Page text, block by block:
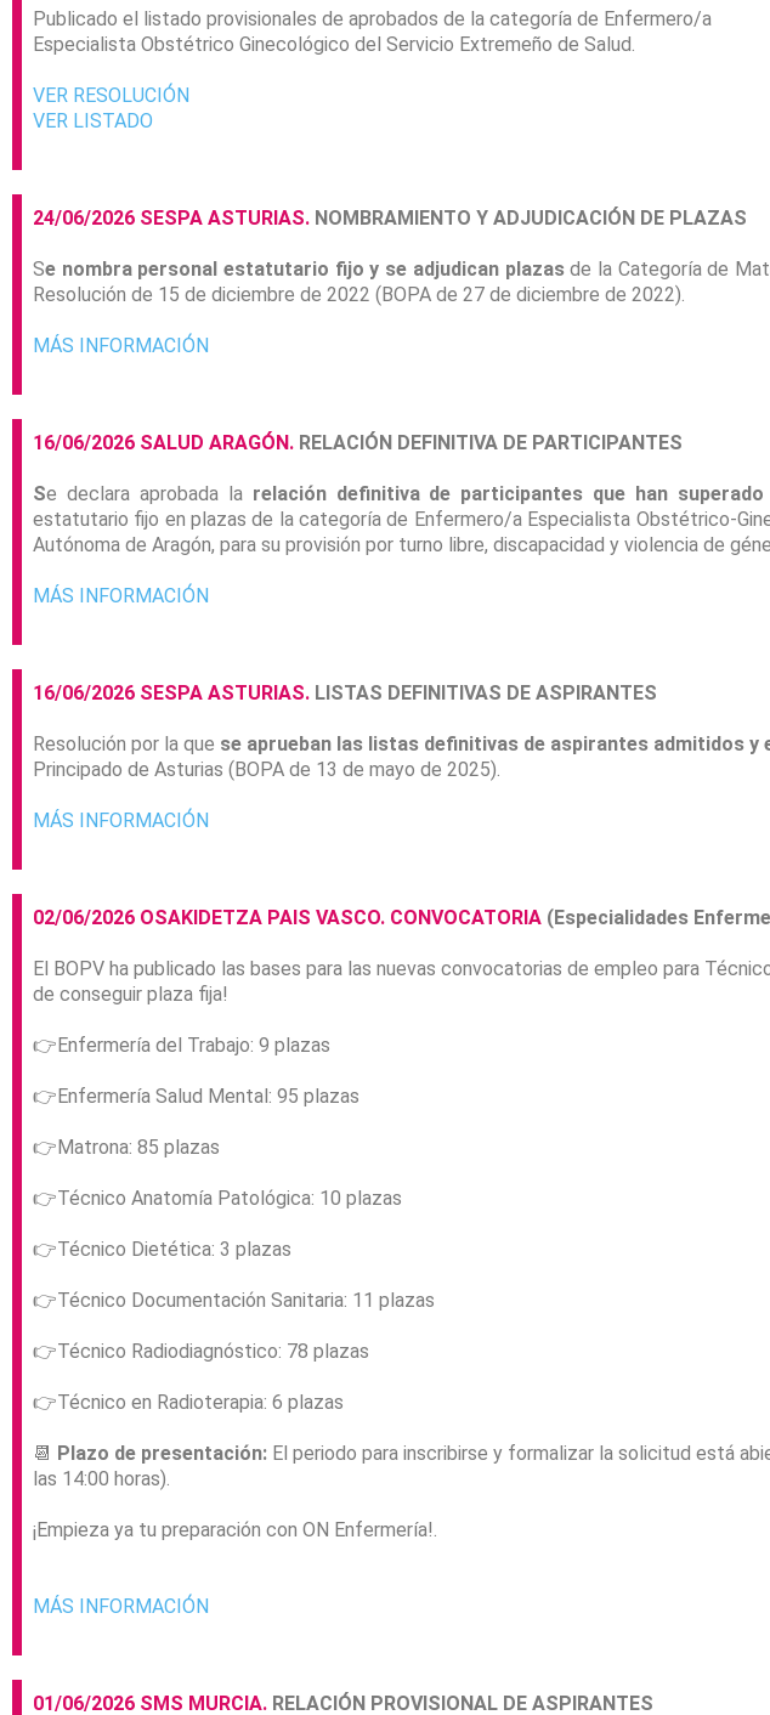
Publicado el listado provisionales de aprobados de la categoría de Enfermero/a
Especialista Obstétrico Ginecológico del Servicio Extremeño de Salud.
VER RESOLUCIÓN
VER LISTADO
24/06/2026 SESPA ASTURIAS. NOMBRAMIENTO Y ADJUDICACIÓN DE PLAZAS
Se nombra personal estatutario fijo y se adjudican plazasde la Categoría de
Resolución de 15 de diciembre de 2022 (BOPA de 27 de diciembre de 2022).
MÁS INFORMACIÓN
16/06/2026 SALUD ARAGÓN. RELACIÓN DEFINITIVA DE PARTICIPANTES
Se declara aprobada la relación definitiva de participantes que han
estatutario fijo en plazas de la categoría de Enfermero/a Especialista Obstétrico-
Autónoma de Aragón, para su provisión por turno libre, discapacidad y violencia de
MÁS INFORMACIÓN
16/06/2026 SESPA ASTURIAS. LISTAS DEFINITIVAS DE ASPIRANTES
Resolución por la que se aprueban las listas definitivas de aspirantes admitidos y
Principado de Asturias (BOPA de 13 de mayo de 2025).
MÁS INFORMACIÓN
02/06/2026 OSAKIDETZA PAIS VASCO. CONVOCATORIA (Especialidades
El BOPV ha publicado las bases para las nuevas convocatorias de empleo para
de conseguir plaza fija!
👉Enfermería del Trabajo: 9 plazas
👉Enfermería Salud Mental: 95 plazas
👉Matrona: 85 plazas
👉Técnico Anatomía Patológica: 10 plazas
👉Técnico Dietética: 3 plazas
👉Técnico Documentación Sanitaria: 11 plazas
👉Técnico Radiodiagnóstico: 78 plazas
👉Técnico en Radioterapia: 6 plazas
📆 Plazo de presentación: El periodo para inscribirse y formalizar la solicitud está
las 14:00 horas).
¡Empieza ya tu preparación con ON Enfermería!.
MÁS INFORMACIÓN
01/06/2026 SMS MURCIA. RELACIÓN PROVISIONAL DE ASPIRANTES